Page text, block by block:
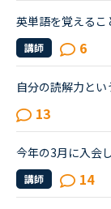
講師 6
13
講師 14